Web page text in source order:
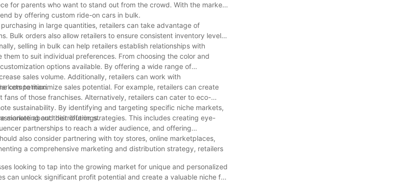
for parents who want to stand out from the crowd. With the market
by offering custom ride-on cars in bulk.
in large quantities, retailers can take advantage of
Bulk orders also allow retailers to ensure consistent inventory levels,
selling in bulk can help retailers establish relationships with
to suit individual preferences. From choosing the color and
options available. By offering a wide range of
sales volume. Additionally, retailers can work with
competition.
to maximize sales potential. For example, retailers can create
of those franchises. Alternatively, retailers can cater to eco-
sustainability. By identifying and targeting specific niche markets,
about their offerings.
marketing and distribution strategies. This includes creating eye-
partnerships to reach a wider audience, and offering
also consider partnering with toy stores, online marketplaces,
a comprehensive marketing and distribution strategy, retailers
looking to tap into the growing market for unique and personalized
can unlock significant profit potential and create a valuable niche for